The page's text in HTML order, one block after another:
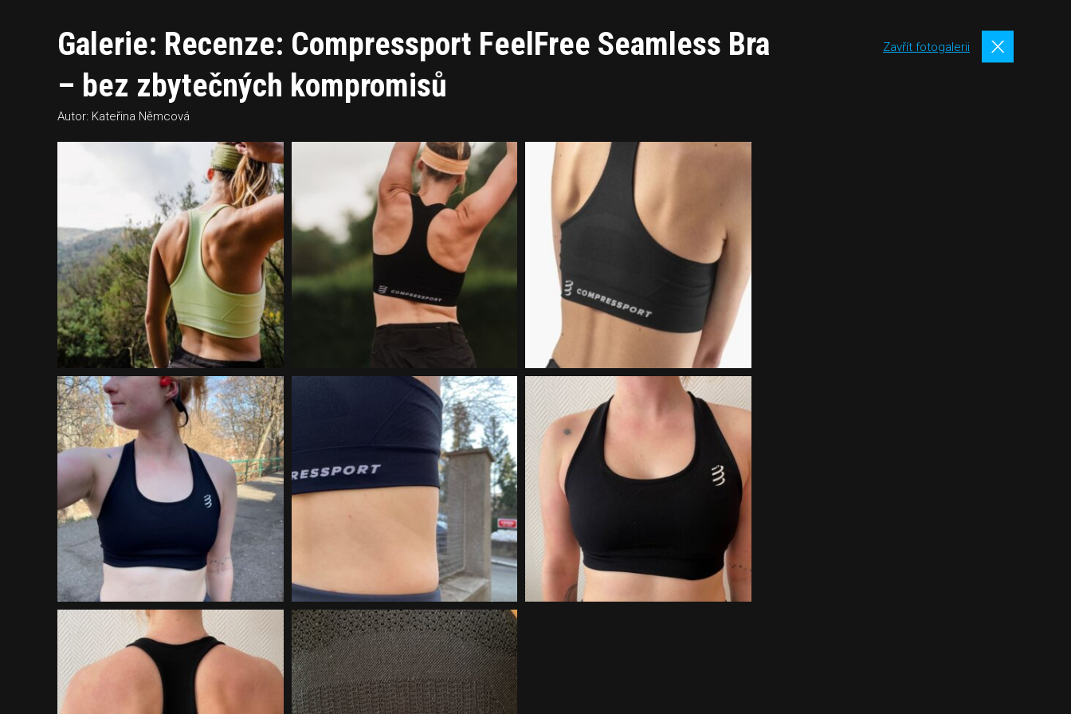
Galerie: Recenze: Compressport FeelFree Seamless Bra
– bez zbytečných kompromisů
Autor: Kateřina Němcová
Zavřít fotogalerii